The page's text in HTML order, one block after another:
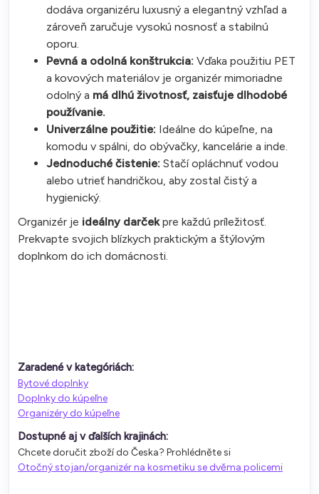
dodáva organizéru luxusný a elegantný vzhľad a
zároveň zaručuje vysokú nosnosť a stabilnú
oporu.
Pevná a odolná konštrukcia: Vďaka použitiu PET
a kovových materiálov je organizér mimoriadne
odolný a má dlhú životnosť, zaisťuje dlhodobé
používanie.
Univerzálne použitie: Ideálne do kúpeľne, na
komodu v spálni, do obývačky, kancelárie a inde.
Jednoduché čistenie: Stačí opláchnuť vodou
alebo utrieť handričkou, aby zostal čistý a
hygienický.
Organizér je ideálny darčekpre každú príležitosť.
Prekvapte svojich blízkych praktickým a štýlovým
doplnkom do ich domácnosti.
Zaradené v kategóriách:
Bytové doplnky
Doplnky do kúpeľne
Organizéry do kúpeľne
Dostupné aj v ďalších krajinách:
Chcete doručit zboží do Česka? Prohlédněte si
Otočný stojan/organizér na kosmetiku se dvěma policemi